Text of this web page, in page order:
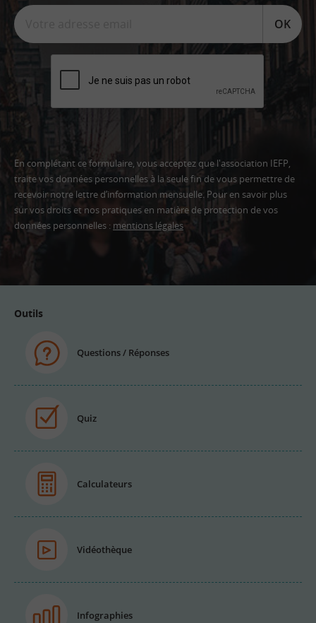
OK
En complétant ce formulaire, vous acceptez que l'association IEFP,
traite vos données personnelles à la seule fin de vous permettre de
recevoir notre lettre d’information mensuelle. Pour en savoir plus
sur vos droits et nos pratiques en matière de protection de vos
données personnelles : mentions légales
Outils
Questions / Réponses
Quiz
Calculateurs
Vidéothèque
Infographies